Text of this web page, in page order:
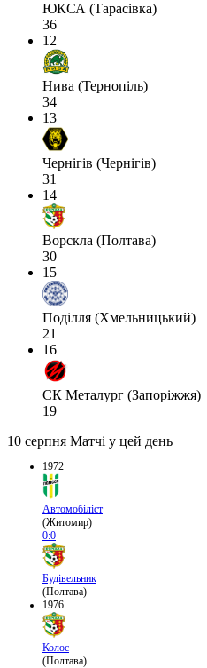
ЮКСА (Тарасівка)
36
12
Нива (Тернопіль)
34
13
Чернігів (Чернігів)
31
14
Ворскла (Полтава)
30
15
Поділля (Хмельницький)
21
16
СК Металург (Запоріжжя)
19
10 серпня Матчі у цей день
1972
Автомобіліст
(Житомир)
0:0
Будівельник
(Полтава)
1976
Колос
(Полтава)